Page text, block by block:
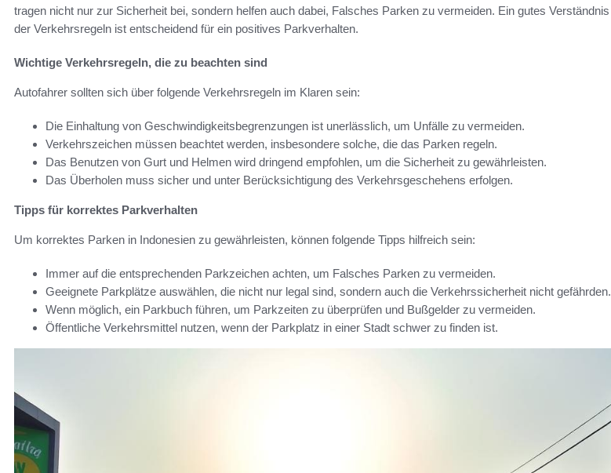
tragen nicht nur zur Sicherheit bei, sondern helfen auch dabei, Falsches Parken zu vermeiden. Ein gutes Verständnis
der Verkehrsregeln ist entscheidend für ein positives Parkverhalten.
Wichtige Verkehrsregeln, die zu beachten sind
Autofahrer sollten sich über folgende Verkehrsregeln im Klaren sein:
Die Einhaltung von Geschwindigkeitsbegrenzungen ist unerlässlich, um Unfälle zu vermeiden.
Verkehrszeichen müssen beachtet werden, insbesondere solche, die das Parken regeln.
Das Benutzen von Gurt und Helmen wird dringend empfohlen, um die Sicherheit zu gewährleisten.
Das Überholen muss sicher und unter Berücksichtigung des Verkehrsgeschehens erfolgen.
Tipps für korrektes Parkverhalten
Um korrektes Parken in Indonesien zu gewährleisten, können folgende Tipps hilfreich sein:
Immer auf die entsprechenden Parkzeichen achten, um Falsches Parken zu vermeiden.
Geeignete Parkplätze auswählen, die nicht nur legal sind, sondern auch die Verkehrssicherheit nicht gefährden.
Wenn möglich, ein Parkbuch führen, um Parkzeiten zu überprüfen und Bußgelder zu vermeiden.
Öffentliche Verkehrsmittel nutzen, wenn der Parkplatz in einer Stadt schwer zu finden ist.